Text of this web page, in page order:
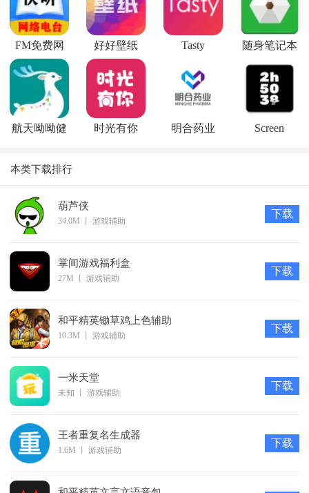
狱，兼容于每个手机，实际操作十分的简单。
网上有大量的主要参数可以设定，依据你的实际操作习惯
性，及其手机型号规格进行选择。
功能亮点
1、非常许多 喜爱吃鸡游戏的游戏玩家都能够有很非常好的
体会，这里边画质调整是很灵活的。
2、随时随地大家可以上线体验，而且分毫是不容易对你的
3、当大家有着一个极致的画质以后，可以很大水平上提高
软件特色
1.热情战斗全过程中的非凡快乐，搜集军械物件，打开全新
升级战斗；
2.717空投物资节强悍来临，大量惊喜奖赏满足你的最终冲
动；
3.辽阔情景随意尊享，不一样主题元素的游戏地形图任你打
拼。
1.随时随地大家可以上线体验，而且分毫是不容易对你的吃
鸡游戏游戏有任何不良反应影响。
部分做的都很及时。
3.多种多样吃鸡辅助专用工具，完全免费使用，兼容于每个
手机，实际操作十分的简单，赶紧来免费下载。
FM免费网
络电台
好好壁纸 Tasty 随身笔记本
航天呦呦健
时光有你 明合药业
Screen
本类下载排行
葫芦侠
34.0M 游戏辅助
下载
掌间游戏福利盒
27M 游戏辅助
下载
和平精英锄草鸡上色辅助
10.3M 游戏辅助
下载
一米天堂
未知 游戏辅助
下载
王者重复名生成器
1.6M 游戏辅助
下载